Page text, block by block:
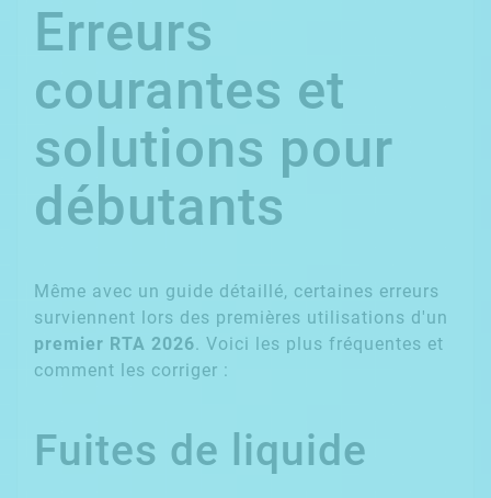
Erreurs
courantes et
solutions pour
débutants
Même avec un guide détaillé, certaines erreurs
surviennent lors des premières utilisations d'un
premier RTA 2026. Voici les plus fréquentes et
comment les corriger :
Fuites de liquide